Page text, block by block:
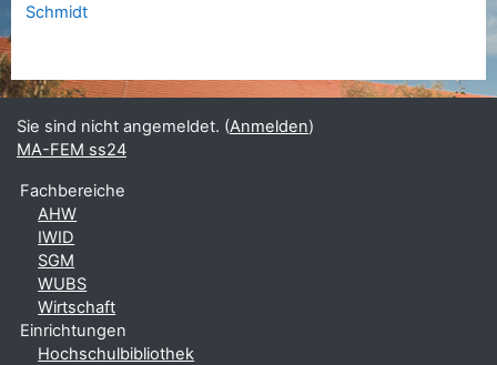
Schmidt
Sie sind nicht angemeldet. (Anmelden)
MA-FEM ss24
Fachbereiche
AHW
IWID
SGM
WUBS
Wirtschaft
Einrichtungen
Hochschulbibliothek